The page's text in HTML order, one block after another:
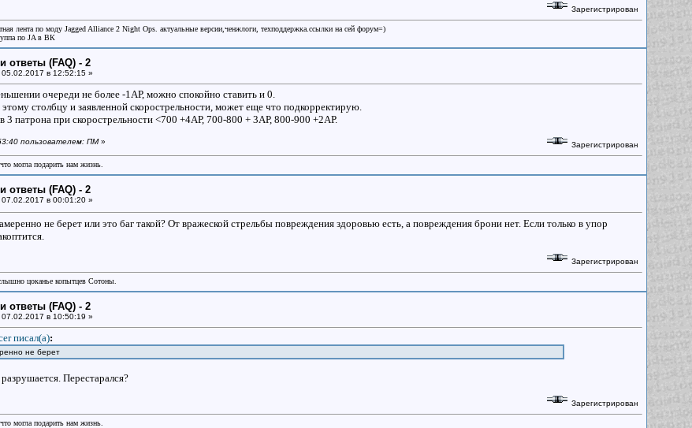
Зарегистрирован
лента по моду Jagged Alliance 2 Night Ops. актуальные версии,ченжлоги, техподдержка.ссылки на сей форум=)
по JA в ВК
ответы (FAQ) - 2
05.02.2017 в 12:52:15 »
очереди не более -1АР, можно спокойно ставить и 0.
столбцу и заявленной скорострельности, может еще что подкорректирую.
патрона при скорострельности <700 +4АР, 700-800 + 3АР, 800-900 +2АР.
пользователем: ПМ» Зарегистрирован
могла подарить нам жизнь.
ответы (FAQ) - 2
07.02.2017 в 00:01:20 »
не берет или это баг такой? От вражеской стрельбы повреждения здоровью есть, а повреждения брони нет. Если только в упор
Зарегистрирован
цоканье копытцев Сотоны.
ответы (FAQ) - 2
07.02.2017 в 10:50:19 »
писал(a):
не берет
Перестарался?
Зарегистрирован
могла подарить нам жизнь.